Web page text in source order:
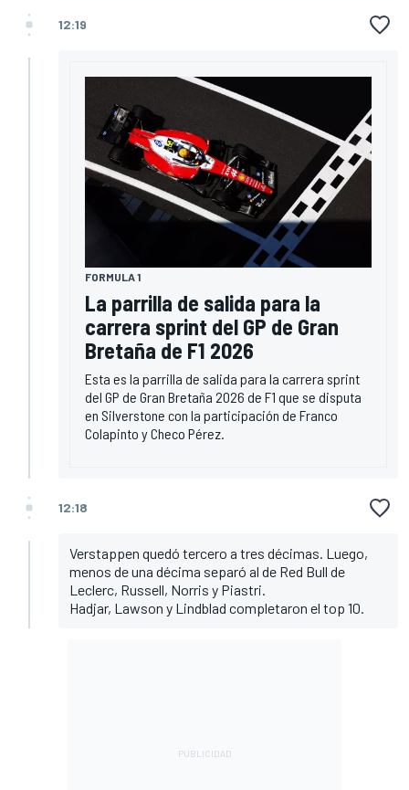
12:19
FORMULA 1
La parrilla de salida para la
carrera sprint del GP de Gran
Bretaña de F1 2026
Esta es la parrilla de salida para la carrera sprint
del GP de Gran Bretaña 2026 de F1 que se disputa
en Silverstone con la participación de Franco
Colapinto y Checo Pérez.
12:18
Verstappen quedó tercero a tres décimas. Luego,
menos de una décima separó al de Red Bull de
Leclerc, Russell, Norris y Piastri.
Hadjar, Lawson y Lindblad completaron el top 10.